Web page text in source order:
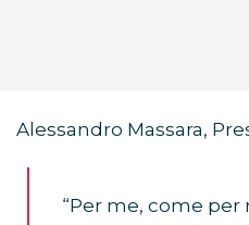
Alessandro Massara,
“Per me, come